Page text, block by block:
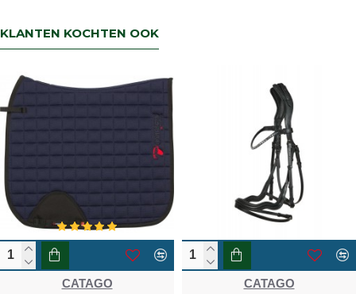
KLANTEN KOCHTEN OOK
CATAGO CATAGO